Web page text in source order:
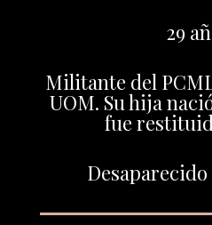
29
Militante del
UOM. Su hija
fue
Desaparecido